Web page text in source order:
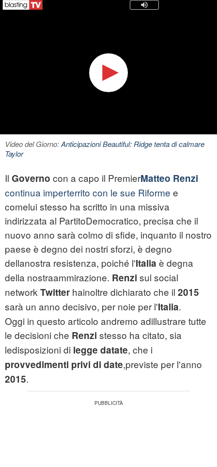
Video del Giorno:Anticipazioni Beautiful: Ridge tenta di calmare
Taylor
Il Governo con a capo il PremierMatteo Renzi
continua imperterrito con le sue Riforme e
comelui stesso ha scritto in una missiva
indirizzata al PartitoDemocratico, precisa che il
nuovo anno sarà colmo di sfide, inquanto il nostro
paese è degno dei nostri sforzi, è degno
dellanostra resistenza, poiché l'Italia è degna
della nostraammirazione. Renzi sul social
network Twitter hainoltre dichiarato che il 2015
sarà un anno decisivo, per noie per l'Italia.
Oggi in questo articolo andremo adillustrare tutte
le decisioni che Renzi stesso ha citato, sia
ledisposizioni di legge datate, che i
provvedimenti privi di date,previste per l'anno
2015.